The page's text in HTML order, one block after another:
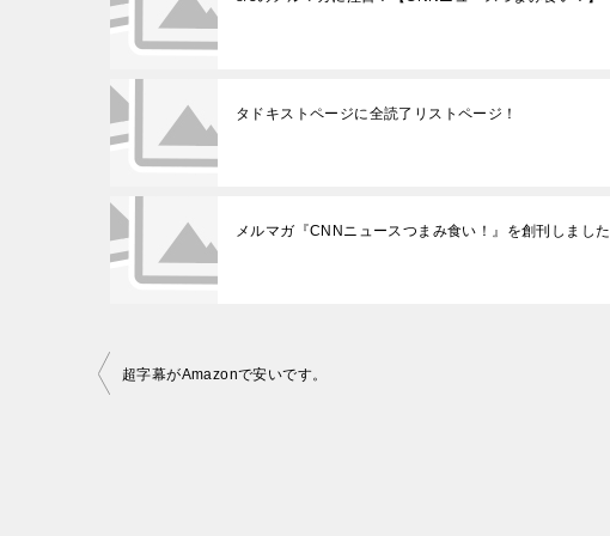
タドキストページに全読了リストページ！
メルマガ『CNNニュースつまみ食い！』を創刊しました
投
超字幕がAmazonで安いです。